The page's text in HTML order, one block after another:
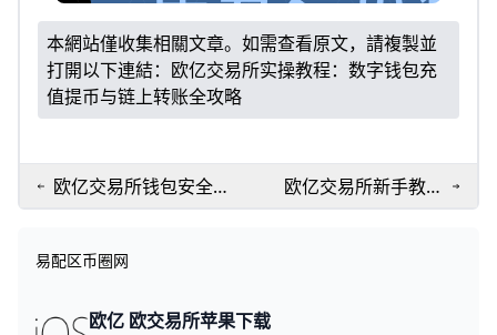
本網站僅收集相關文章。如需查看原文，請複製並
打開以下連結： 欧亿交易所实操教程：数字钱包充
值提币与链上转账全攻略
欧亿交易所钱包安全指
南：新手买币流程与资
欧亿交易所新手教
程：数字钱包创建与
易配区币圈网
欧亿 欧交易所苹果下载